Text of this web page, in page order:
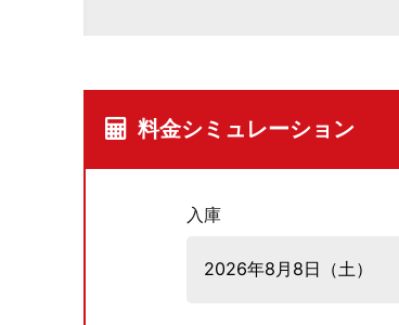
料金シミュレーション
入庫